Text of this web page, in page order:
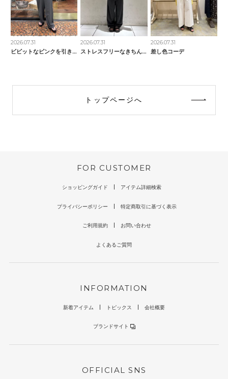
2026.07.31
ビビットなピンクを引き立たせて
2026.07.31
ストレスフリーなきちんとパンツ
2026.07.31
差し色コーデ
トップページへ
FOR CUSTOMER
ショッピングガイド アイテム詳細検索
プライバシーポリシー 特定商取引に基づく表示
ご利用規約 お問い合わせ
よくあるご質問
INFORMATION
新着アイテム トピックス 会社概要
ブランドサイト
OFFICIAL SNS